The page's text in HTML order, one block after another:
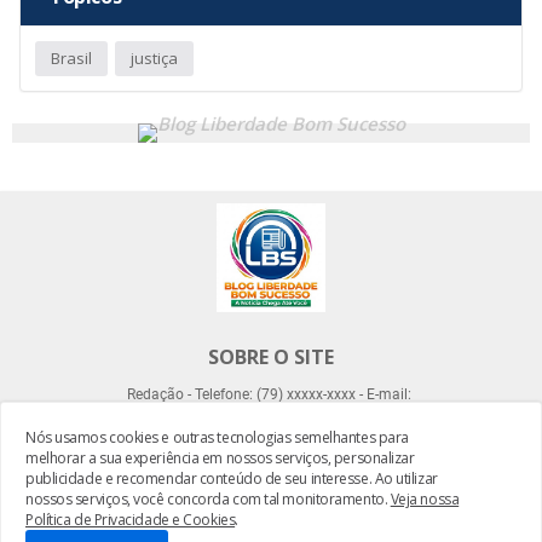
Brasil justiça
SOBRE O SITE
Redação - Telefone: (79) xxxxx-xxxx - E-mail:
Desenvolvido por -
Nós usamos cookies e outras tecnologias semelhantes para
melhorar a sua experiência em nossos serviços, personalizar
publicidade e recomendar conteúdo de seu interesse. Ao utilizar
nossos serviços, você concorda com tal monitoramento.Veja nossa
Política de Privacidade e Cookies.